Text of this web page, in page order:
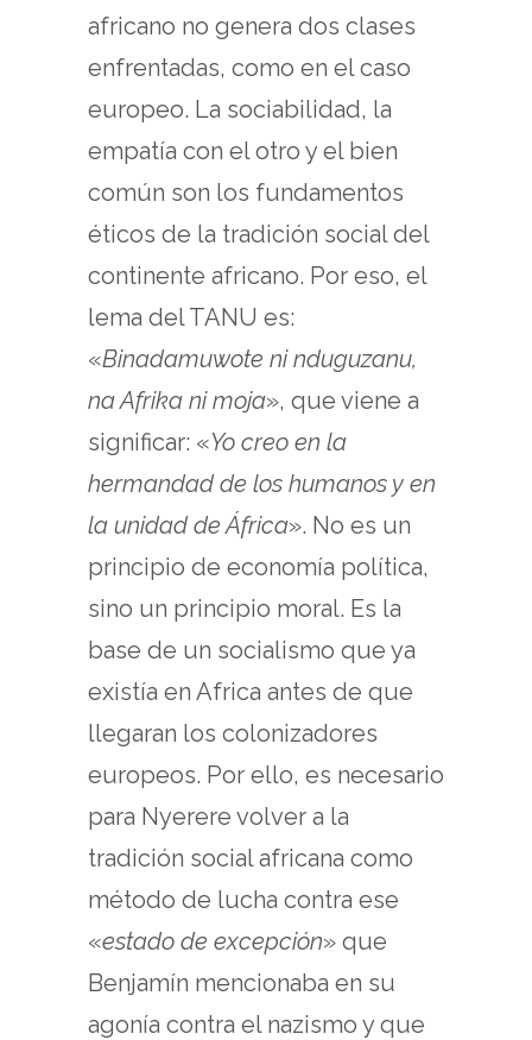
africano no genera dos clases
enfrentadas, como en el caso
europeo. La sociabilidad, la
empatía con el otro y el bien
común son los fundamentos
éticos de la tradición social del
continente africano. Por eso, el
lema del TANU es:
«Binadamuwote ni nduguzanu,
na Afrika ni moja», que viene a
significar: «Yo creo en la
hermandad de los humanos y en
la unidad de África». No es un
principio de economía política,
sino un principio moral. Es la
base de un socialismo que ya
existía en Africa antes de que
llegaran los colonizadores
europeos. Por ello, es necesario
para Nyerere volver a la
tradición social africana como
método de lucha contra ese
«estado de excepción» que
Benjamín mencionaba en su
agonía contra el nazismo y que